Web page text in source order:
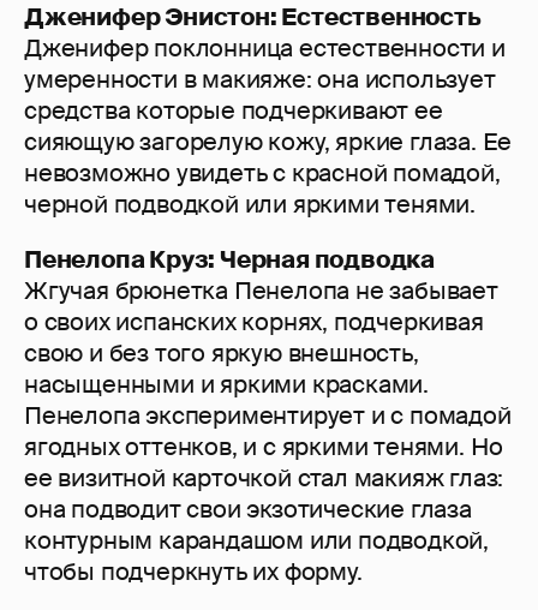
Дженифер Энистон: Естественность
Дженифер поклонница естественности и
умеренности в макияже: она использует
средства которые подчеркивают ее
сияющую загорелую кожу, яркие глаза. Ее
невозможно увидеть с красной помадой,
черной подводкой или яркими тенями.
Пенелопа Круз: Черная подводка
Жгучая брюнетка Пенелопа не забывает
о своих испанских корнях, подчеркивая
свою и без того яркую внешность,
насыщенными и яркими красками.
Пенелопа экспериментирует и с помадой
ягодных оттенков, и с яркими тенями. Но
ее визитной карточкой стал макияж глаз:
она подводит свои экзотические глаза
контурным карандашом или подводкой,
чтобы подчеркнуть их форму.